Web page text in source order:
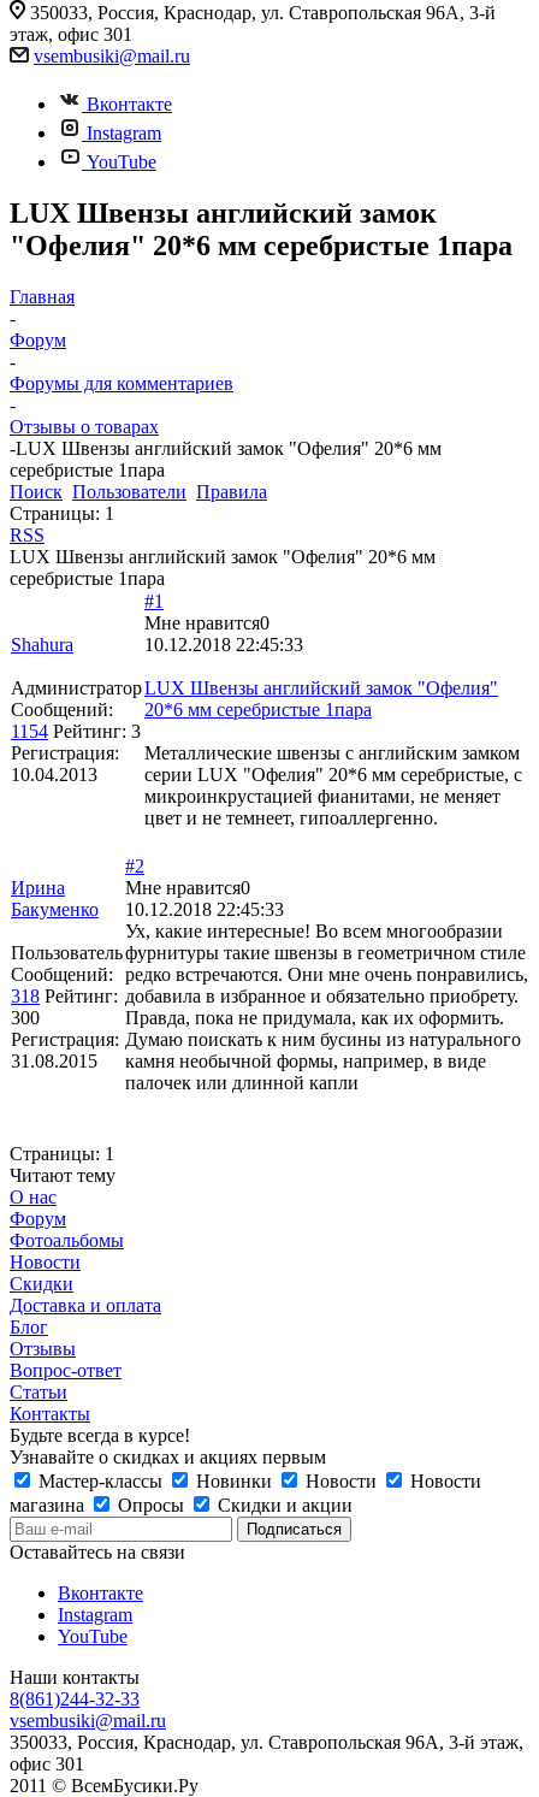
350033, Россия, Краснодар, ул. Ставропольская 96А, 3-й
этаж, офис 301
vsembusiki@mail.ru
Вконтакте
Instagram
YouTube
LUX Швензы английский замок
"Офелия" 20*6 мм серебристые 1пара
Главная
-
Форум
-
Форумы для комментариев
-
Отзывы о товарах
-LUX Швензы английский замок "Офелия" 20*6 мм
серебристые 1пара
Поиск Пользователи Правила
Страницы: 1
RSS
LUX Швензы английский замок "Офелия" 20*6 мм
серебристые 1пара
Shahura
Администратор
Сообщений:
1154 Рейтинг: 3
Регистрация:
10.04.2013
#1
Мне нравится0
10.12.2018 22:45:33
LUX Швензы английский замок "Офелия"
20*6 мм серебристые 1пара
Металлические швензы с английским замком
серии LUX "Офелия" 20*6 мм серебристые, с
микроинкрустацией фианитами, не меняет
цвет и не темнеет, гипоаллергенно.
Ирина
Бакуменко
Пользователь
Сообщений:
318 Рейтинг:
300
Регистрация:
31.08.2015
#2
Мне нравится0
10.12.2018 22:45:33
Ух, какие интересные! Во всем многообразии
фурнитуры такие швензы в геометричном стиле
редко встречаются. Они мне очень понравились,
добавила в избранное и обязательно приобрету.
Правда, пока не придумала, как их оформить.
Думаю поискать к ним бусины из натурального
камня необычной формы, например, в виде
палочек или длинной капли
Страницы: 1
Читают тему
О нас
Форум
Фотоальбомы
Новости
Скидки
Доставка и оплата
Блог
Отзывы
Вопрос-ответ
Статьи
Контакты
Будьте всегда в курсе!
Узнавайте о скидках и акциях первым
Мастер-классы
Новинки Новости
Новости
магазина
Опросы Скидки и акции
Оставайтесь на связи
Вконтакте
Instagram
YouTube
Наши контакты
8(861)244-32-33
vsembusiki@mail.ru
350033, Россия, Краснодар, ул. Ставропольская 96А, 3-й этаж,
офис 301
2011 © ВсемБусики.Ру